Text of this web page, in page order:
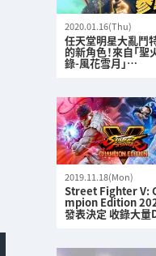
2020.01.16(Thu)
任天堂明星大亂鬥
的新角色！來自「聖
錄-風花雪月」…
2019.11.18(Mon)
Street Fighter V:
mpion Edition
發表決定 收錄大